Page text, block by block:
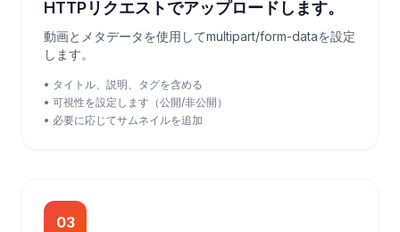
HTTPリクエストでアップロードします。
動画とメタデータを使用してmultipart/form-dataを設定
します。
• タイトル、説明、タグを含める
• 可視性を設定します（公開/非公開）
• 必要に応じてサムネイルを追加
03